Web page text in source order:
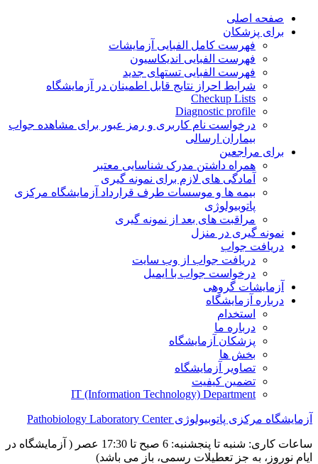
Skip
صفحه اصلی
برای پزشکان
فهرست کامل الفبایی آزمایشات
فهرست الفبایی اندیکاسیون
فهرست الفبایی تستهای جدید
شرایط احراز نتایج قابل اطمینان در آزمایشگاه
Checkup Lists
Diagnostic profile
درخواست نام کاربری و رمز عبور برای مشاهده جواب
بیماران ارسالی
برای مراجعین
همراه داشتن مدرک شناسایی معتبر
آمادگی های لازم برای نمونه گیری
بیمه ها و موسسات طرف قرارداد آزمایشگاه مرکزی
پاتوبیولوژی
مراقبت های بعد از نمونه گیری
نمونه گیری در منزل
دریافت جواب
دریافت جواب از وب سایت
درخواست جواب با ایمیل
آزمایشات گروهی
درباره آزمایشگاه
استخدام
درباره ما
پزشکان آزمایشگاه
بخش ها
تصاویر آزمایشگاه
تضمین کیفیت
IT (Information Technology) Department
آزمایشگاه مرکزی پاتوبیولوژی Pathobiology Laboratory Center
ساعات کاری: شنبه تا پنجشنبه: 6 صبح تا 17:30 عصر ( آزمایشگاه در
ایام نوروز، به جز تعطیلات رسمی، باز می باشد)